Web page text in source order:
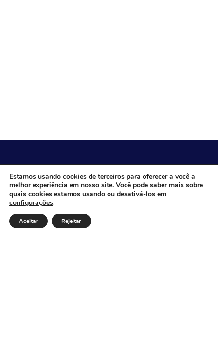
CÂMARA MUNICIPAL DE ITACARAMBI - MG
Endereço: Av. Juca Nascimento, n.º 240, Nossa Senhora
de Fátima, Itacarambi/MG – CEP: 39470-000 Email:
Telefone: Horário de Funcionamento: De segunda-à
Estamos usando cookies de terceiros para oferecer a você a
melhor experiência em nosso site. Você pode saber mais sobre
quais cookies estamos usando ou desativá-los em
configurações.
Aceitar Rejeitar